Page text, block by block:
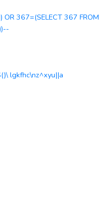
OR 367=(SELECT 367 FROM
lgkfhc\nz^xyu||a